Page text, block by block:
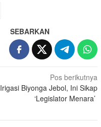
SEBARKAN
Pos berikutnya
Irigasi Biyonga Jebol, Ini Sikap
‘Legislator Menara’